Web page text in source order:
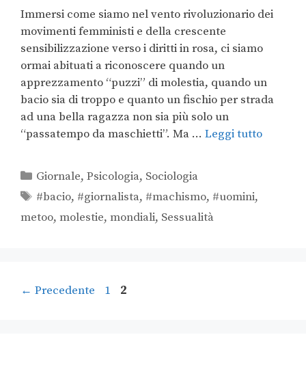
Immersi come siamo nel vento rivoluzionario dei
movimenti femministi e della crescente
sensibilizzazione verso i diritti in rosa, ci siamo
ormai abituati a riconoscere quando un
apprezzamento “puzzi” di molestia, quando un
bacio sia di troppo e quanto un fischio per strada
ad una bella ragazza non sia più solo un
“passatempo da maschietti”. Ma … Leggi tutto
Giornale,Psicologia, Sociologia
#bacio, #giornalista, #machismo, #uomini,
metoo, molestie, mondiali, Sessualità
← Precedente 1 2